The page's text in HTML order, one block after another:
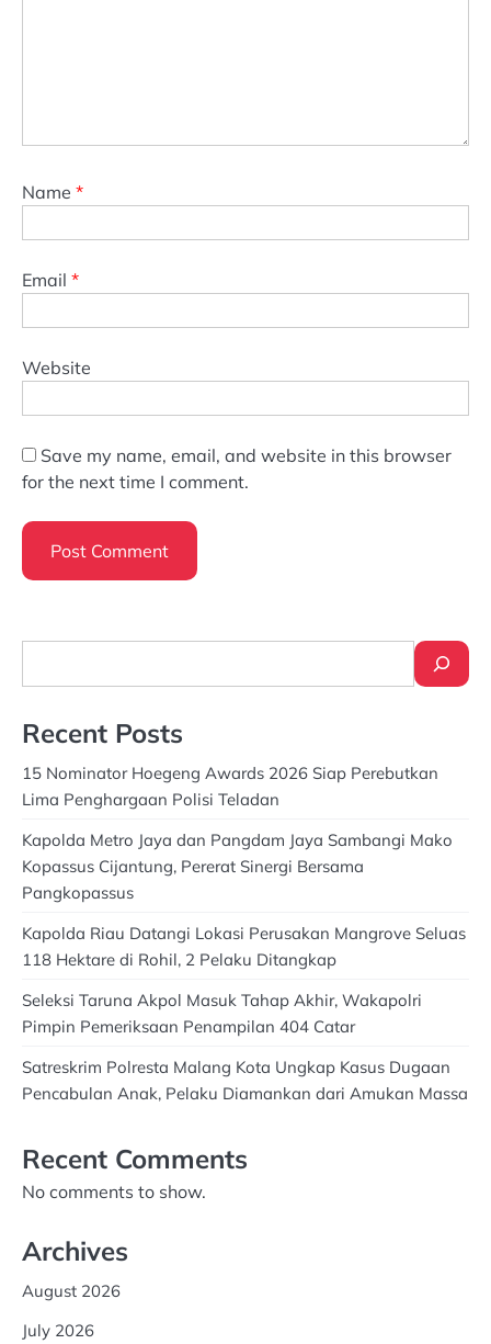
Name *
Email *
Website
Save my name, email, and website in this browser
for the next time I comment.
Recent Posts
15 Nominator Hoegeng Awards 2026 Siap Perebutkan
Lima Penghargaan Polisi Teladan
Kapolda Metro Jaya dan Pangdam Jaya Sambangi Mako
Kopassus Cijantung, Pererat Sinergi Bersama
Pangkopassus
Kapolda Riau Datangi Lokasi Perusakan Mangrove Seluas
118 Hektare di Rohil, 2 Pelaku Ditangkap
Seleksi Taruna Akpol Masuk Tahap Akhir, Wakapolri
Pimpin Pemeriksaan Penampilan 404 Catar
Satreskrim Polresta Malang Kota Ungkap Kasus Dugaan
Pencabulan Anak, Pelaku Diamankan dari Amukan Massa
Recent Comments
No comments to show.
Archives
August 2026
July 2026